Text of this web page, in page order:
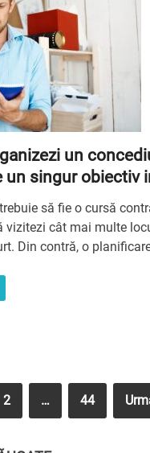
un
un singur obiectiv
să fie o cursă
vizitezi cât mai multe
Din contră, o
2 … 44